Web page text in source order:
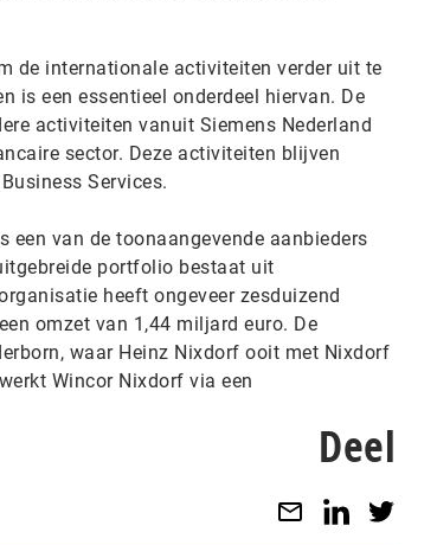
de internationale activiteiten verder uit te
is een essentieel onderdeel hiervan. De
activiteiten vanuit Siemens Nederland
sector. Deze activiteiten blijven
Services.
een van de toonaangevende aanbieders
portfolio bestaat uit
heeft ongeveer zesduizend
omzet van 1,44 miljard euro. De
waar Heinz Nixdorf ooit met Nixdorf
Wincor Nixdorf via een
Deel